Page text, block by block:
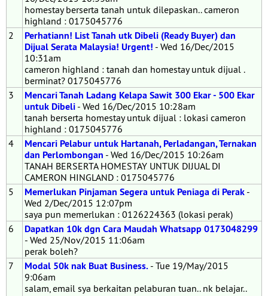
homestay berserta tanah untuk dilepaskan.. cameron
highland : 0175045776
2
Perhatiann! List Tanah utk Dibeli (Ready Buyer) dan
Dijual Serata Malaysia! Urgent! - Wed 16/Dec/2015
10:31am
cameron highland : tanah dan homestay untuk dijual .
berminat? 0175045776
3
Mencari Tanah Ladang Kelapa Sawit 300 Ekar - 500 Ekar
untuk Dibeli - Wed 16/Dec/2015 10:28am
tanah berserta homestay untuk dijual : lokasi cameron
highland : 0175045776
4
Mencari Pelabur untuk Hartanah, Perladangan, Ternakan
dan Perlombongan - Wed 16/Dec/2015 10:26am
TANAH BERSERTA HOMESTAY UNTUK DIJUAL DI
CAMERON HINGLAND : 0175045776
5
Memerlukan Pinjaman Segera untuk Peniaga di Perak -
Wed 2/Dec/2015 12:07pm
saya pun memerlukan : 0126224363 (lokasi perak)
6
Dapatkan 10k dgn Cara Maudah Whatsapp 0173048299
- Wed 25/Nov/2015 11:06am
perak boleh?
7
Modal 50k nak Buat Business. - Tue 19/May/2015
9:06am
salam, email sya berkaitan pelaburan tuan.. nk belajar..